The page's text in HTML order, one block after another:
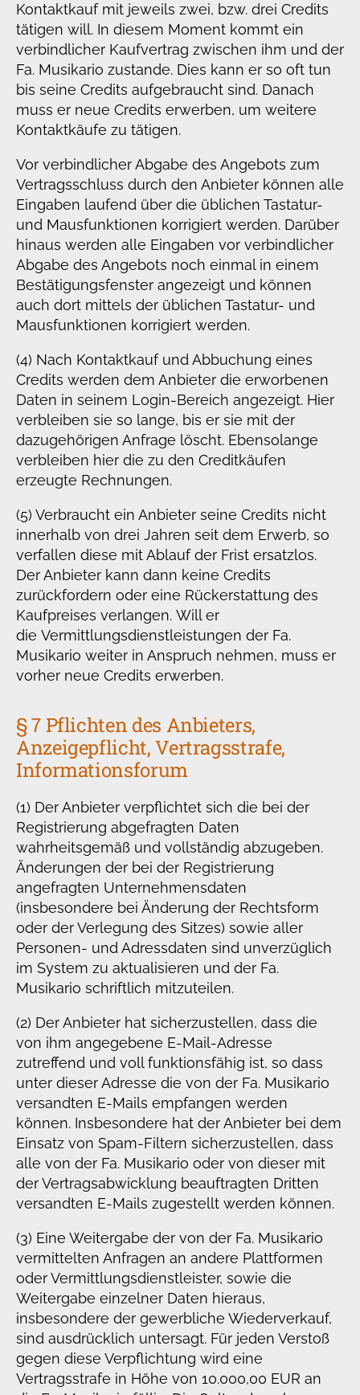
Kontaktkauf mit jeweils zwei, bzw. drei Credits
tätigen will. In diesem Moment kommt ein
verbindlicher Kaufvertrag zwischen ihm und der
Fa. Musikario zustande. Dies kann er so oft tun
bis seine Credits aufgebraucht sind. Danach
muss er neue Credits erwerben, um weitere
Kontaktkäufe zu tätigen.
Vor verbindlicher Abgabe des Angebots zum
Vertragsschluss durch den Anbieter können alle
Eingaben laufend über die üblichen Tastatur-
und Mausfunktionen korrigiert werden. Darüber
hinaus werden alle Eingaben vor verbindlicher
Abgabe des Angebots noch einmal in einem
Bestätigungsfenster angezeigt und können
auch dort mittels der üblichen Tastatur- und
Mausfunktionen korrigiert werden.
(4) Nach Kontaktkauf und Abbuchung eines
Credits werden dem Anbieter die erworbenen
Daten in seinem Login-Bereich angezeigt. Hier
verbleiben sie so lange, bis er sie mit der
dazugehörigen Anfrage löscht. Ebensolange
verbleiben hier die zu den Creditkäufen
erzeugte Rechnungen.
(5) Verbraucht ein Anbieter seine Credits nicht
innerhalb von drei Jahren seit dem Erwerb, so
verfallen diese mit Ablauf der Frist ersatzlos.
Der Anbieter kann dann keine Credits
zurückfordern oder eine Rückerstattung des
Kaufpreises verlangen. Will er
die Vermittlungsdienstleistungen der Fa.
Musikario weiter in Anspruch nehmen, muss er
vorher neue Credits erwerben.
§ 7 Pflichten des Anbieters,
Anzeigepflicht, Vertragsstrafe,
Informationsforum
(1) Der Anbieter verpflichtet sich die bei der
Registrierung abgefragten Daten
wahrheitsgemäß und vollständig abzugeben.
Änderungen der bei der Registrierung
angefragten Unternehmensdaten
(insbesondere bei Änderung der Rechtsform
oder der Verlegung des Sitzes) sowie aller
Personen- und Adressdaten sind unverzüglich
im System zu aktualisieren und der Fa.
Musikario schriftlich mitzuteilen.
(2) Der Anbieter hat sicherzustellen, dass die
von ihm angegebene E-Mail-Adresse
zutreffend und voll funktionsfähig ist, so dass
unter dieser Adresse die von der Fa. Musikario
versandten E-Mails empfangen werden
können. Insbesondere hat der Anbieter bei dem
Einsatz von Spam-Filtern sicherzustellen, dass
alle von der Fa. Musikario oder von dieser mit
der Vertragsabwicklung beauftragten Dritten
versandten E-Mails zugestellt werden können.
(3) Eine Weitergabe der von der Fa. Musikario
vermittelten Anfragen an andere Plattformen
oder Vermittlungsdienstleister, sowie die
Weitergabe einzelner Daten hieraus,
insbesondere der gewerbliche Wiederverkauf,
sind ausdrücklich untersagt. Für jeden Verstoß
gegen diese Verpflichtung wird eine
Vertragsstrafe in Höhe von 10.000,00 EUR an